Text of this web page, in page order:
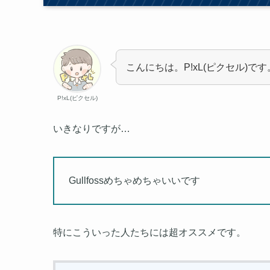
P!xL(ピクセル)
こんにちは。P!xL(ピクセル)です
いきなりですが…
Gullfossめちゃめちゃいいです
特にこういった人たちには超オススメです。